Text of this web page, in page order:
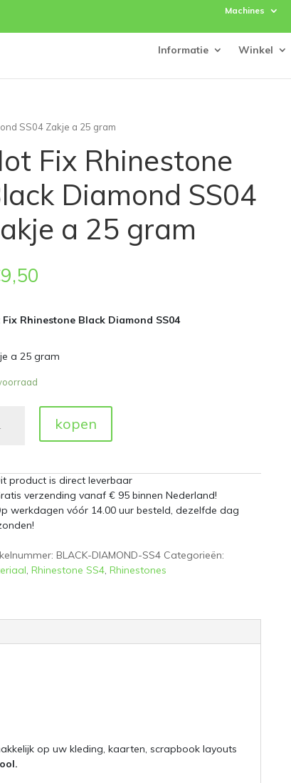
Machines
Informatie Winkel
SS04 Zakje a 25 gram
Fix Rhinestone
Diamond SS04
a 25 gram
9,50
Fix Rhinestone Black Diamond SS04
a 25 gram
kopen
product is direct leverbaar
verzending vanaf € 95 binnen Nederland!
werkdagen vóór 14.00 uur besteld, dezelfde dag
BLACK-DIAMOND-SS4 Categorieën:
, Rhinestone SS4, Rhinestones
op uw kleding, kaarten, scrapbook layouts